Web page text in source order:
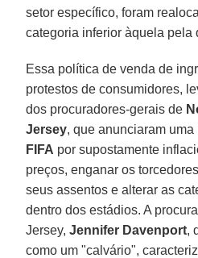
setor específico, foram
categoria inferior àquela pela
Essa política de venda de
protestos de consumidores,
dos procuradores-gerais de
Jersey, que anunciaram
FIFA por supostamente
preços, enganar os
seus assentos e alterar as
dentro dos estádios. A
Jersey,Jennifer Davenport,
como um "calvário",